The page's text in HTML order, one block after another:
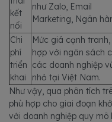
kết
nối
như Zalo, Email
Marketing, Ngân
Chi
phí
triển
khai
Mức giá cạnh tranh,
hợp với ngân sách
các doanh nghiệp
nhỏ tại Việt Nam.
Như vậy, qua phân tích
phù hợp cho giai đoạn
với doanh nghiệp quy